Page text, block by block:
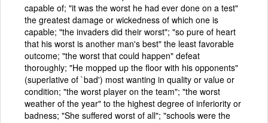
capable of; "it was the worst he had ever done on a test"
the greatest damage or wickedness of which one is
capable; "the invaders did their worst"; "so pure of heart
that his worst is another man's best" the least favorable
outcome; "the worst that could happen" defeat
thoroughly; "He mopped up the floor with his opponents"
(superlative of `bad') most wanting in quality or value or
condition; "the worst player on the team"; "the worst
weather of the year" to the highest degree of inferiority or
badness; "She suffered worst of all"; "schools were the